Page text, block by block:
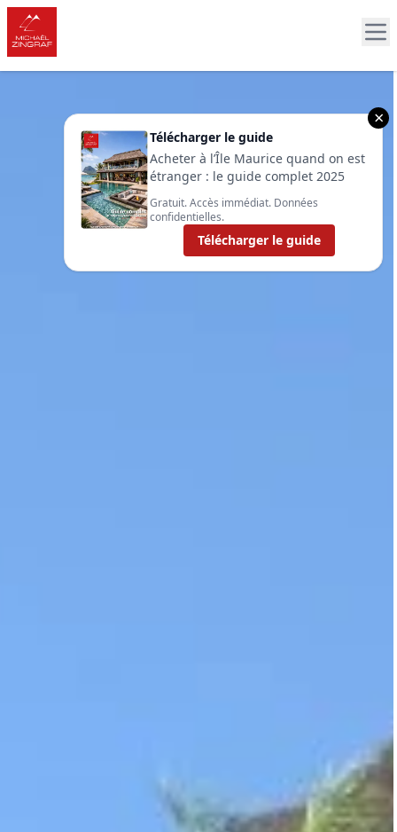
×
Télécharger le guide
Acheter à l’Île Maurice quand on est
étranger : le guide complet 2025
Gratuit. Accès immédiat. Données
confidentielles.
Télécharger le guide